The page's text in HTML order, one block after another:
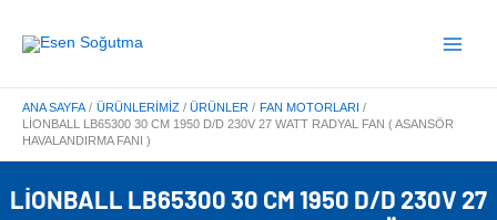
atla
Menu
ANA SAYFA ÜRÜNLERIMIZ ÜRÜNLER
FAN MOTORLARI
LIONBALL LB65300 30 CM 1950 D/D 230V 27 WATT RADYAL FAN ( ASANSÖR
HAVALANDIRMA FANI )
LIONBALL LB65300 30 CM 1950 D/D 230V 27